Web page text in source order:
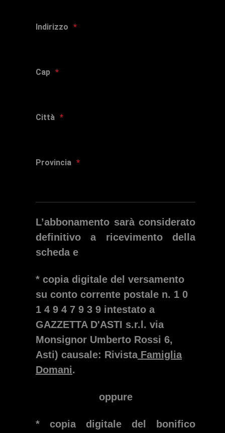
Indirizzo
Cap
Città
Provincia
L’abbonamento sarà considerato
definitivo a ricevimento della
scheda e
* copia digitale del versamento
su conto corrente postale n. 1 0
1 4 9 4 7 9 3 9 intestato a
GAZZETTA D'ASTI s.r.l. via
Monsignor Umberto Rossi 6,
Asti) causale: RivistaFamiglia
Domani.
oppure
* copia digitale del bonifico